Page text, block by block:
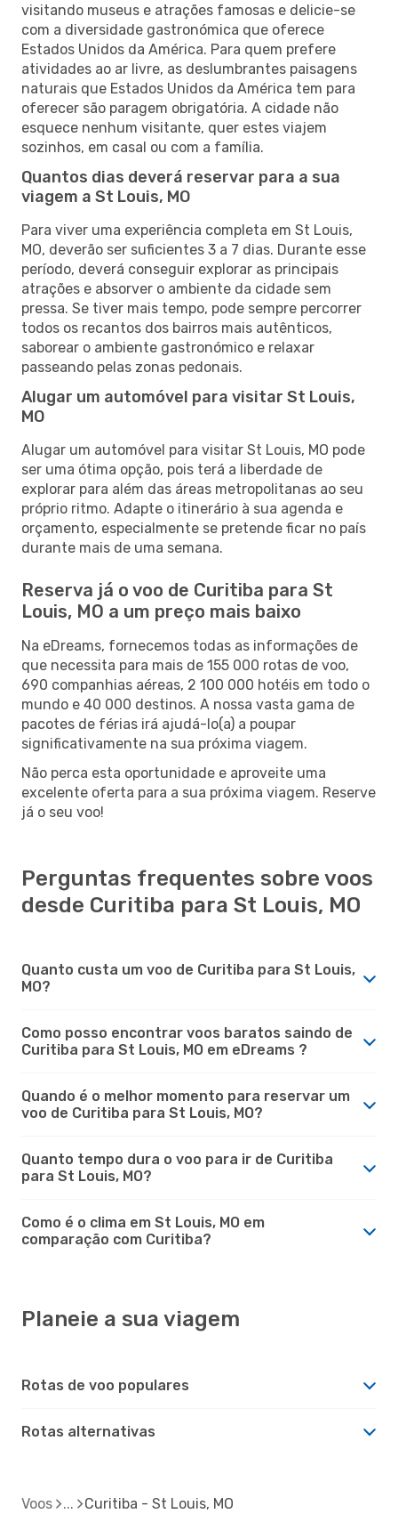
visitando museus e atrações famosas e delicie-se
com a diversidade gastronómica que oferece
Estados Unidos da América. Para quem prefere
atividades ao ar livre, as deslumbrantes paisagens
naturais que Estados Unidos da América tem para
oferecer são paragem obrigatória. A cidade não
esquece nenhum visitante, quer estes viajem
sozinhos, em casal ou com a família.
Quantos dias deverá reservar para a sua
viagem a St Louis, MO
Para viver uma experiência completa em St Louis,
MO, deverão ser suficientes 3 a 7 dias. Durante esse
período, deverá conseguir explorar as principais
atrações e absorver o ambiente da cidade sem
pressa. Se tiver mais tempo, pode sempre percorrer
todos os recantos dos bairros mais autênticos,
saborear o ambiente gastronómico e relaxar
passeando pelas zonas pedonais.
Alugar um automóvel para visitar St Louis,
MO
Alugar um automóvel para visitar St Louis, MO pode
ser uma ótima opção, pois terá a liberdade de
explorar para além das áreas metropolitanas ao seu
próprio ritmo. Adapte o itinerário à sua agenda e
orçamento, especialmente se pretende ficar no país
durante mais de uma semana.
Reserva já o voo de Curitiba para St
Louis, MO a um preço mais baixo
Na eDreams, fornecemos todas as informações de
que necessita para mais de 155 000 rotas de voo,
690 companhias aéreas, 2 100 000 hotéis em todo o
mundo e 40 000 destinos. A nossa vasta gama de
pacotes de férias irá ajudá-lo(a) a poupar
significativamente na sua próxima viagem.
Não perca esta oportunidade e aproveite uma
excelente oferta para a sua próxima viagem. Reserve
já o seu voo!
Perguntas frequentes sobre voos
desde Curitiba para St Louis, MO
Quanto custa um voo de Curitiba para St Louis,
MO?
Como posso encontrar voos baratos saindo de
Curitiba para St Louis, MO em eDreams ?
Quando é o melhor momento para reservar um
voo de Curitiba para St Louis, MO?
Quanto tempo dura o voo para ir de Curitiba
para St Louis, MO?
Como é o clima em St Louis, MO em
comparação com Curitiba?
Planeie a sua viagem
Rotas de voo populares
Rotas alternativas
Voos Curitiba - St Louis, MO